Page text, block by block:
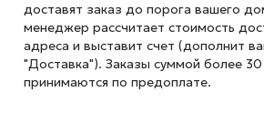
доставят заказ до порога вашего
менеджер рассчитает стоимость
адреса и выставит счет (дополнит
"Доставка"). Заказы суммой более
принимаются по предоплате.